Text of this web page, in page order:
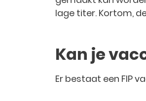
lage titer. Kortom,
Kan je
Er bestaat een FIP